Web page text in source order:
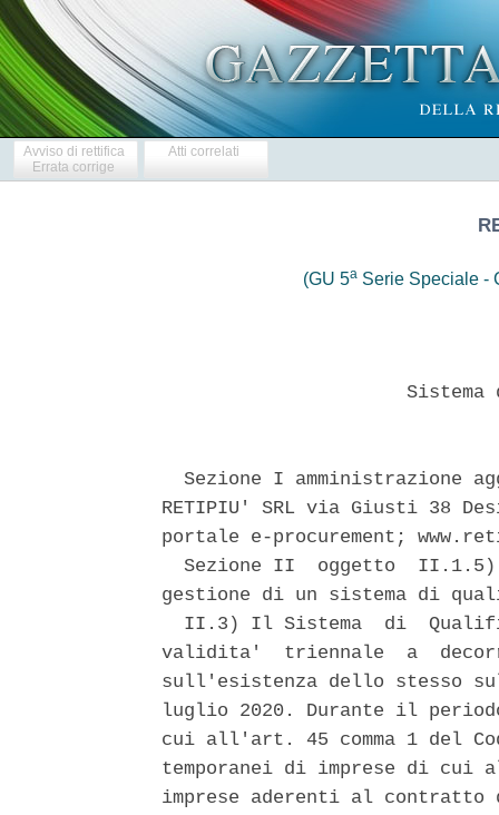
Avviso di rettifica
Errata corrige
Atti correlati
(GU 5a Serie Speciale -
Sezione I amministrazione
RETIPIU' SRL via Giusti 38
portale e-procurement;
Sezione II  oggetto
gestione di un sistema di
II.3) Il Sistema  di
validita'  triennale  a
sull'esistenza dello stesso
luglio 2020. Durante il
cui all'art. 45 comma 1 del
temporanei di imprese di
imprese aderenti al